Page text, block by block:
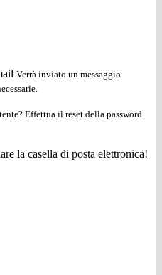
Verrà inviato un messaggio
Effettua il reset della password
la casella di posta elettronica!